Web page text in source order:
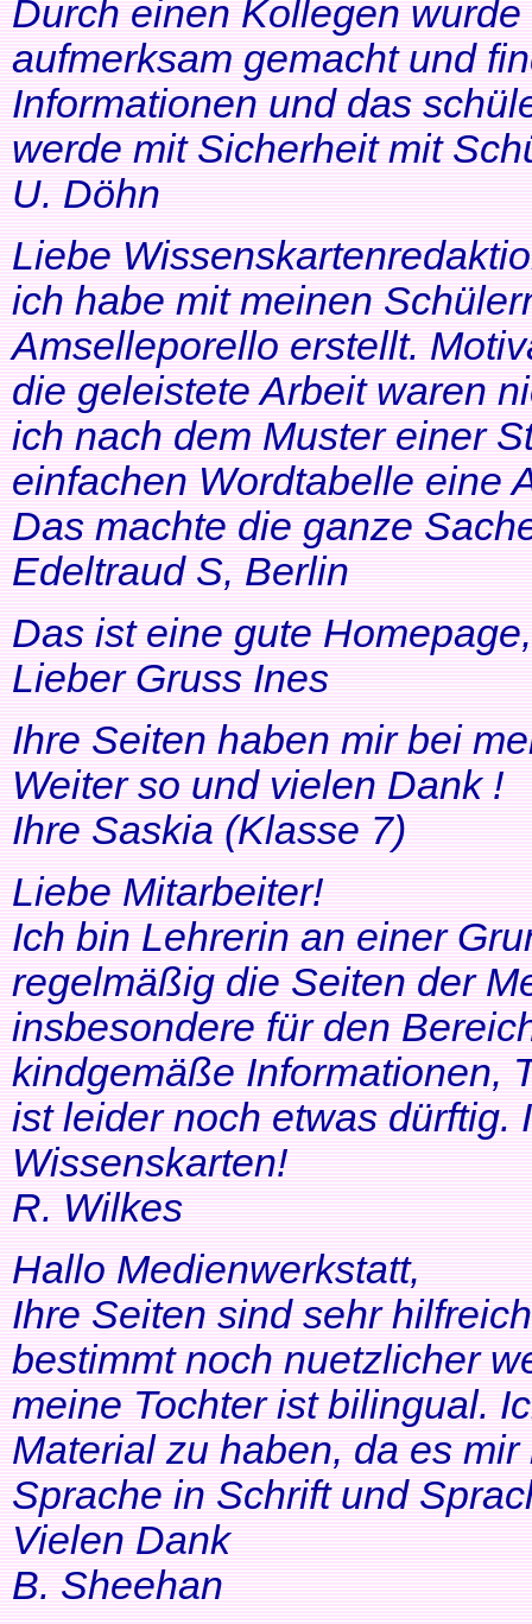
Durch einen Kollegen
aufmerksam gemacht und
Informationen und das
werde mit Sicherheit mit
U. Döhn
Liebe
ich habe mit meinen
Amselleporello erstellt.
die geleistete Arbeit waren
ich nach dem Muster einer
einfachen Wordtabelle eine
Das machte die ganze
Edeltraud S, Berlin
Das ist eine gute
Lieber Gruss Ines
Ihre Seiten haben mir bei
Weiter so und vielen Dank !
Ihre Saskia (Klasse 7)
Liebe Mitarbeiter!
Ich bin Lehrerin an einer
regelmäßig die Seiten der
insbesondere für den
kindgemäße Informationen,
ist leider noch etwas dürftig.
Wissenskarten!
R. Wilkes
Hallo Medienwerkstatt,
Ihre Seiten sind sehr
bestimmt noch nuetzlicher
meine Tochter ist bilingual.
Material zu haben, da es
Sprache in Schrift und
Vielen Dank
B. Sheehan